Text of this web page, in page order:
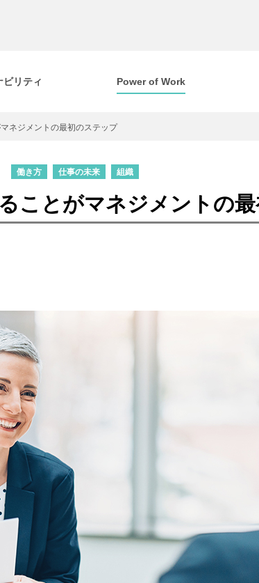
ビリティ Power of Work
ネジメントの最初のステップ
働き方 仕事の未来 組織
ことがマネジメントの